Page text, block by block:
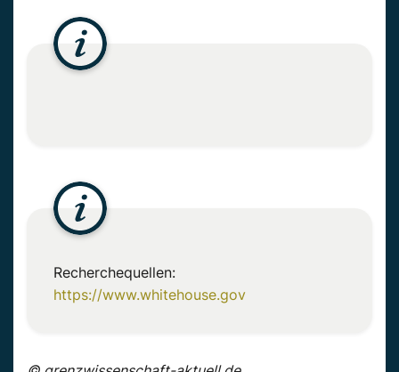
Recherchequellen:
https://www.whitehouse.gov